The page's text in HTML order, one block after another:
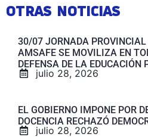
OTRAS NOTICIAS
30/07 JORNADA PROVINCIAL
AMSAFE SE MOVILIZA EN
DEFENSA DE LA EDUCACIÓN
julio 28, 2026
EL GOBIERNO IMPONE POR
DOCENCIA RECHAZÓ
julio 28, 2026